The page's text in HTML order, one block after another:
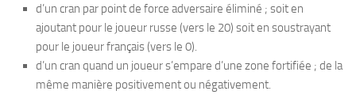
d’un cran par point de force adversaire éliminé ; soit en
ajoutant pour le joueur russe (vers le 20) soit en soustrayant
pour le joueur français (vers le 0).
d’un cran quand un joueur s’empare d’une zone fortifiée ; de la
même manière positivement ou négativement.